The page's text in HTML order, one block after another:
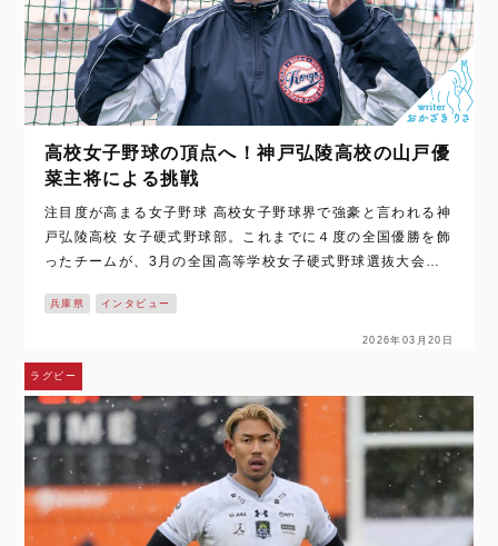
高校女子野球の頂点へ！神戸弘陵高校の山戸優
菜主将による挑戦
注目度が高まる女子野球 高校女子野球界で強豪と言われる神
戸弘陵高校 女子硬式野球部。これまでに４度の全国優勝を飾
ったチームが、3月の全国高等学校女子硬式野球選抜大会
ームを主将として牽引する…
兵庫県 インタビュー
2026年03月20日
ラグビー